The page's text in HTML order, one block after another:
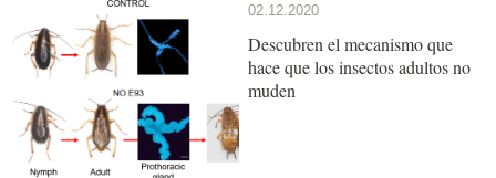
02.12.2020
Descubren el mecanismo que
hace que los insectos adultos no
muden